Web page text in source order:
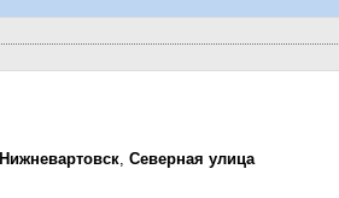
Нижневартовск, Северная улица